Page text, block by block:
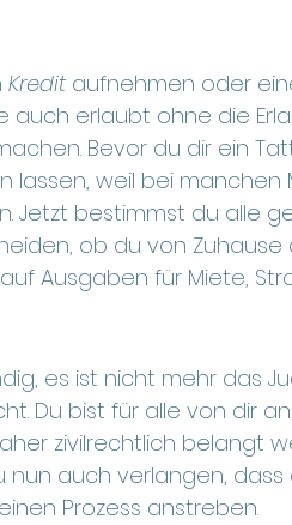
Kredit aufnehmen oder
auch erlaubt ohne die
Bevor du dir ein
lassen, weil bei
Jetzt bestimmst du alle
ob du von Zuhause
Ausgaben für Miete,
es ist nicht mehr das
Du bist für alle von dir
zivilrechtlich belangt
nun auch verlangen,
Prozess anstreben.